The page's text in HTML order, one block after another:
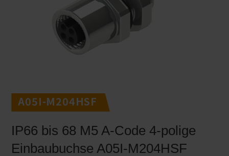
A05I-M204HSF
IP66 bis 68 M5 A-Code 4-polige
Einbaubuchse A05I-M204HSF